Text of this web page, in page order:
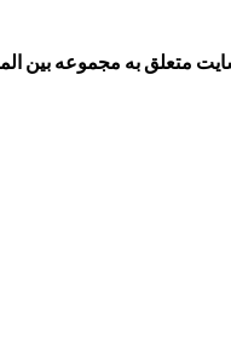
متعلق به مجموعه بین